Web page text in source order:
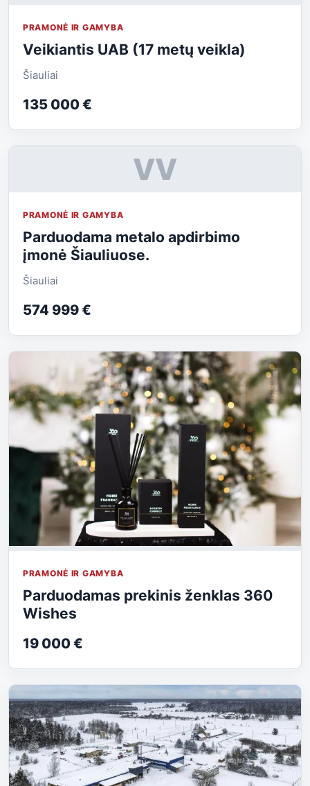
PRAMONĖ IR GAMYBA
Veikiantis UAB (17 metų veikla)
Šiauliai
135 000 €
VV
PRAMONĖ IR GAMYBA
Parduodama metalo apdirbimo
įmonė Šiauliuose.
Šiauliai
574 999 €
PRAMONĖ IR GAMYBA
Parduodamas prekinis ženklas 360
Wishes
19 000 €